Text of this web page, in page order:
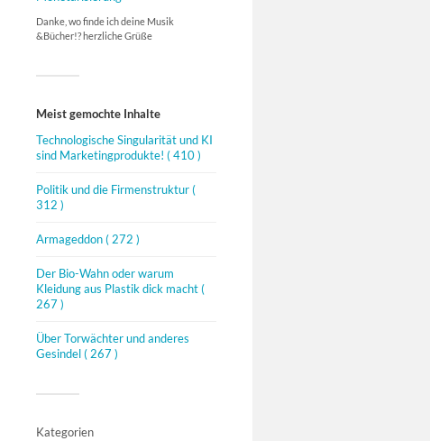
Danke, wo finde ich deine Musik
&Bücher!? herzliche Grüße
Meist gemochte Inhalte
Technologische Singularität und KI
sind Marketingprodukte! ( 410 )
Politik und die Firmenstruktur(
312 )
Armageddon( 272 )
Der Bio-Wahn oder warum
Kleidung aus Plastik dick macht(
267 )
Über Torwächter und anderes
Gesindel( 267 )
Kategorien